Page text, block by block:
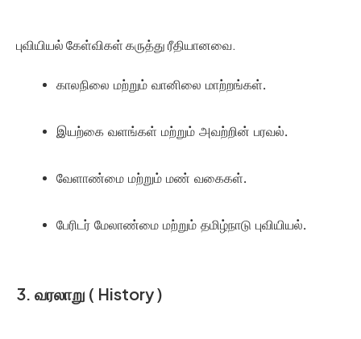
புவியியல் கேள்விகள் கருத்து ரீதியானவை.
காலநிலை மற்றும் வானிலை மாற்றங்கள்.
இயற்கை வளங்கள் மற்றும் அவற்றின் பரவல்.
வேளாண்மை மற்றும் மண் வகைகள்.
பேரிடர் மேலாண்மை மற்றும் தமிழ்நாடு புவியியல்.
3. வரலாறு ( History )